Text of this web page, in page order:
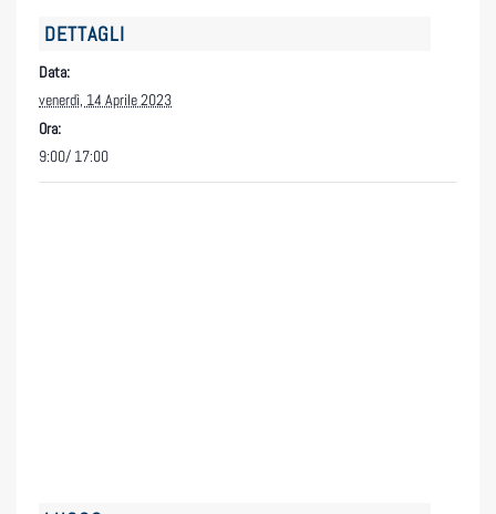
DETTAGLI
Data:
venerdì, 14 Aprile 2023
Ora:
9:00/ 17:00